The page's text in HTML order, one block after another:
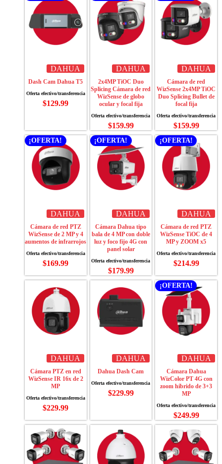
DAHUA
Dash Cam Dahua T5
$129.99
DAHUA
2x4MP TiOC Duo
Splicing Cámara de red
WizSense de globo
ocular y focal fija
$159.99
DAHUA
Cámara de red
WizSense 2x4MP TiOC
Duo Splicing Bullet de
focal fija
$159.99
¡OFERTA!
DAHUA
Cámara de red PTZ
WizSense de 2 MP y 4
aumentos de infrarrojos
$169.99
¡OFERTA!
DAHUA
Cámara Dahua tipo
bala de 4 MP con doble
luz y foco fijo 4G con
panel solar
$179.99
¡OFERTA!
DAHUA
Cámara de red PTZ
WizSense TiOC de 4
MP y ZOOM x5
$214.99
DAHUA
Cámara PTZ en red
WizSense IR 16x de 2
MP
$229.99
DAHUA
Dahua Dash Cam
$229.99
¡OFERTA!
DAHUA
Cámara Dahua
WizColor PT 4G con
zoom híbrido de 3+3
MP
$249.99